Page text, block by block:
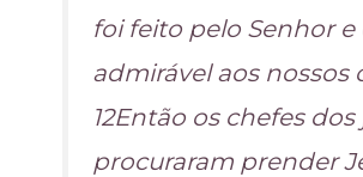
foi feito pelo Senhor e
admirável aos nossos
12Então os chefes
procuraram prender